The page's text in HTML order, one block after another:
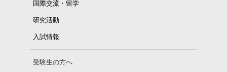
国際交流・留学
研究活動
入試情報
受験生の方へ